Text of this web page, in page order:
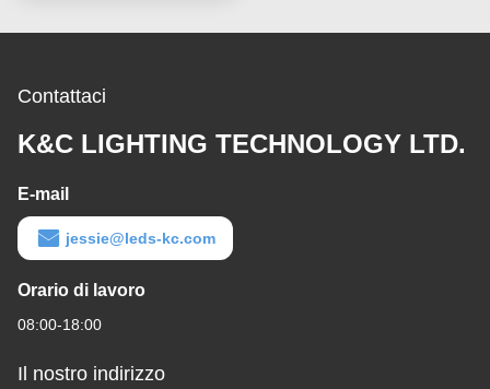
Contattaci
K&C LIGHTING TECHNOLOGY LTD.
E-mail
jessie@leds-kc.com
Orario di lavoro
08:00-18:00
Il nostro indirizzo